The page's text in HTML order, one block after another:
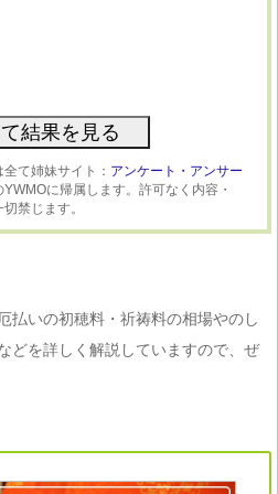
て姉妹サイト： アンケート・アンサー
に帰属します。許可なく内容・
禁じます。
払いの初穂料・祈祷料の相場やのし
どを詳しく解説していますので、ぜ